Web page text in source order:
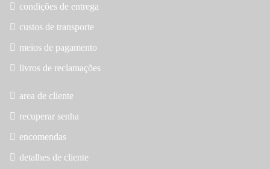
condições de entrega
custos de transporte
meios de pagamento
livros de reclamações
area de cliente
recuperar senha
encomendas
detalhes de cliente